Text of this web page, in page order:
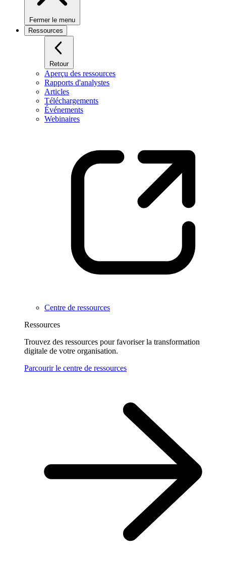
Fermer le menu
Ressources
Retour
Aperçu des ressources
Rapports d'analystes
Articles
Téléchargements
Événements
Webinaires
Centre de ressources
Ressources
Trouvez des ressources pour favoriser la transformation
digitale de votre organisation.
Parcourir le centre de ressources